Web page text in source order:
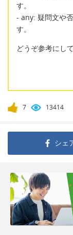
す。
- any: 疑問文や
す。
どうぞ参考にし
7 13414
シェ